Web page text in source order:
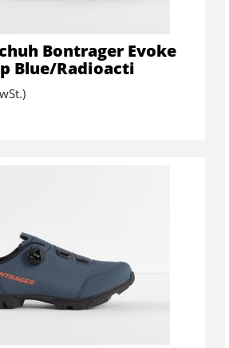
Bontrager Evoke
Blue/Radioacti